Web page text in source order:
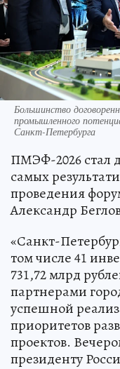
Большинство
промышленного
Санкт-Петербурга
ПМЭФ-2026 стал
самых
проведения
Александр
«Санкт-
том числе 41
731,72 млрд
партнерами
успешной
приоритетов
проектов.
президенту